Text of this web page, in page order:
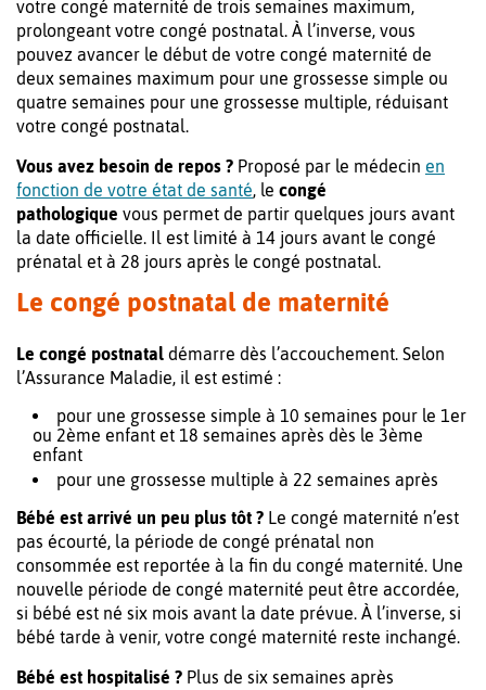
votre congé maternité de trois semaines maximum,
prolongeant votre congé postnatal. À l’inverse, vous
pouvez avancer le début de votre congé maternité de
deux semaines maximum pour une grossesse simple ou
quatre semaines pour une grossesse multiple, réduisant
votre congé postnatal.
Vous avez besoin de repos ? Proposé par le médecin en
fonction de votre état de santé, le congé
pathologique vous permet de partir quelques jours avant
la date officielle. Il est limité à 14 jours avant le congé
prénatal et à 28 jours après le congé postnatal.
Le congé postnatal de maternité
Le congé postnatal démarre dès l’accouchement. Selon
l’Assurance Maladie, il est estimé :
pour une grossesse simple à 10 semaines pour le 1er
ou 2ème enfant et 18 semaines après dès le 3ème
enfant
pour une grossesse multiple à 22 semaines après
Bébé est arrivé un peu plus tôt ? Le congé maternité n’est
pas écourté, la période de congé prénatal non
consommée est reportée à la fin du congé maternité. Une
nouvelle période de congé maternité peut être accordée,
si bébé est né six mois avant la date prévue. À l’inverse, si
bébé tarde à venir, votre congé maternité reste inchangé.
Bébé est hospitalisé ? Plus de six semaines après